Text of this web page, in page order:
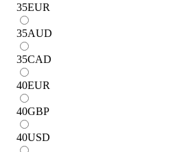
35EUR
35AUD
35CAD
40EUR
40GBP
40USD